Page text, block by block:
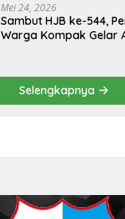
Mei 24, 2026
Sambut HJB ke-544,
Warga Kompak Gelar
Selengkapnya